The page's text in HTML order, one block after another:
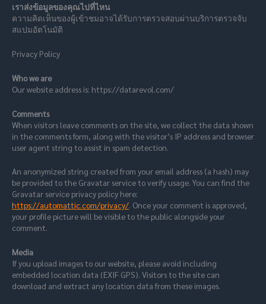
เราส่งข้อมูลของคุณไปที่ไหน
ความคิดเห็นของผู้เข้าชมอาจได้รับการตรวจสอบผ่านบริการตรวจจับ
สแปมอัตโนมัติ
Privacy Policy
Who we are
Our website address is: https://datarevol.com/
Comments
When visitors leave comments on the site, we collect the data shown
in the comments form, along with the visitor’s IP address and browser
user agent string to assist in spam detection.
An anonymized string created from your email address (a hash) may
be provided to the Gravatar service to verify usage. You can find the
Gravatar service privacy policy here:
https://automattic.com/privacy/. Once your comment is approved,
your profile picture will be visible to the public alongside your
comment.
Media
If you upload images to our website, please avoid including
embedded location data (EXIF GPS). Visitors to the site can
download and extract any location data from these images.